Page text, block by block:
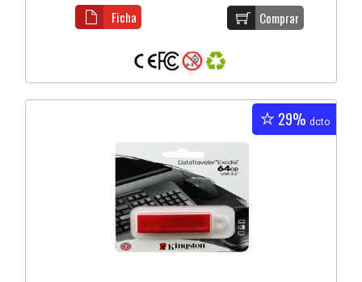
Comprar
Ficha
29% dcto